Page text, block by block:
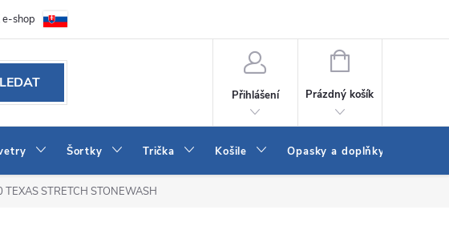
Kontakt
e-shop
Přihlášení
NÁKUPNÍ
Prázdný košík
Šortky Trička Košile Opasky a doplňky
STRETCH STONEWASH